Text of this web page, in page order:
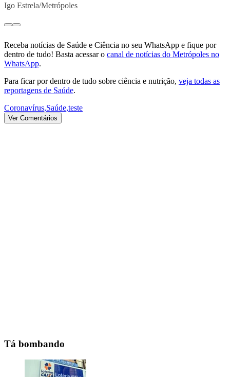
Igo Estrela/Metrópoles
Receba notícias de Saúde e Ciência no seu WhatsApp e fique por
dentro de tudo! Basta acessar o canal de notícias do Metrópoles no
WhatsApp.
Para ficar por dentro de tudo sobre ciência e nutrição, veja todas as
reportagens de Saúde.
Coronavírus,Saúde,teste
Ver Comentários
Tá bombando